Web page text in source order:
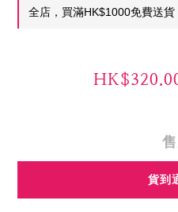
全店，買滿HK$1000免費送貨
貨到